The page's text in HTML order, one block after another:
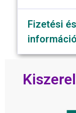
Fizetési